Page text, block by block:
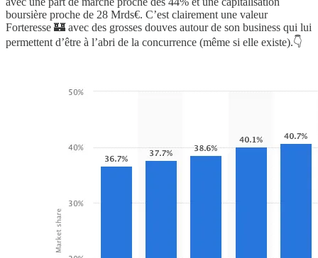
boursière proche de 28 Mrds€. C’est clairement une valeur
Forteresse 🏰 avec des grosses douves autour de son business qui lui
permettent d’être à l’abri de la concurrence (même si elle existe).👇